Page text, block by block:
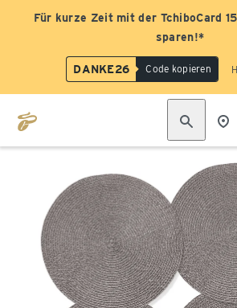
Für kurze Zeit mit der TchiboCard
sparen!*
DANKE26 Code kopieren